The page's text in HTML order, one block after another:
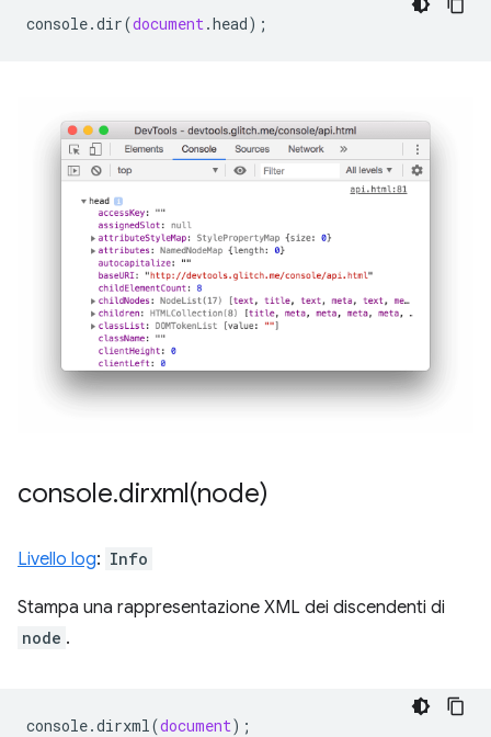
console.dir(document.head);
console.dirxml(node)
Livello log: Info
Stampa una rappresentazione XML dei discendenti di
node .
console.dirxml(document);